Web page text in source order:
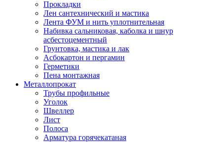
Прокладки
Лен сантехнический и мастика
Лента ФУМ и нить уплотнительная
Набивка сальниковая, каболка и шнур
асбестоцементный
Грунтовка, мастика и лак
Асбокартон и пергамин
Герметики
Пена монтажная
Металлопрокат
Трубы профильные
Уголок
Швеллер
Лист
Полоса
Арматура горячекатаная